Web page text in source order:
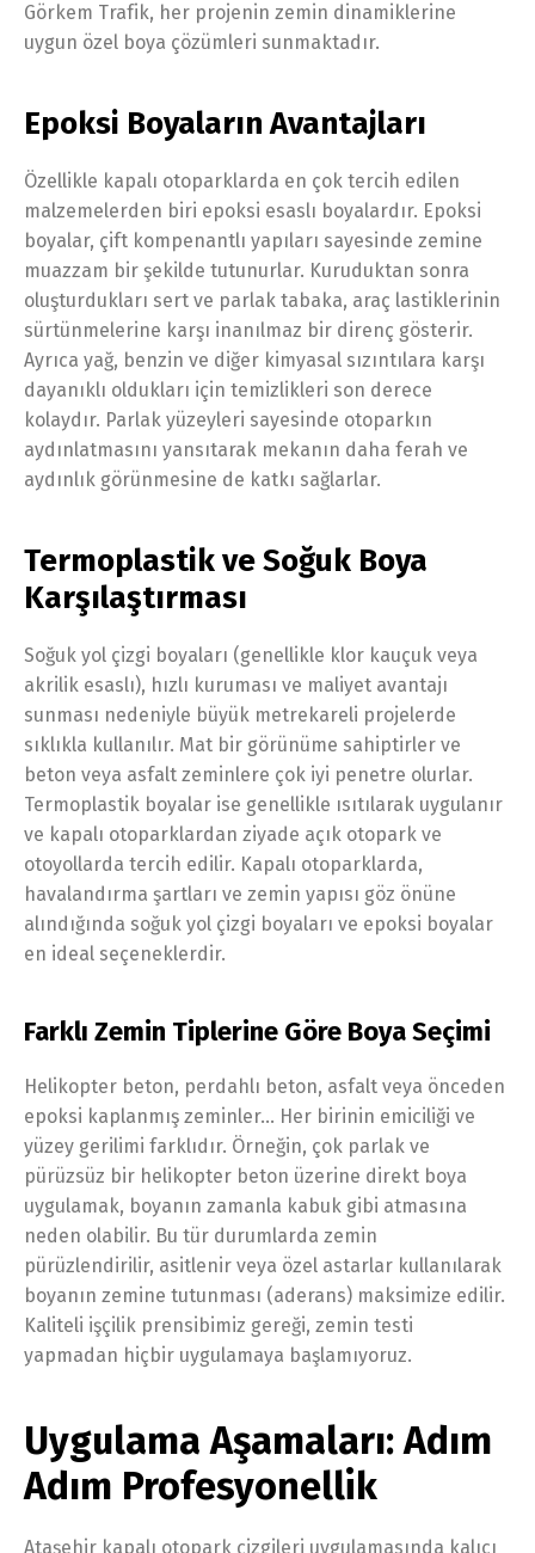
Görkem Trafik, her projenin zemin dinamiklerine
uygun özel boya çözümleri sunmaktadır.
Epoksi Boyaların Avantajları
Özellikle kapalı otoparklarda en çok tercih edilen
malzemelerden biri epoksi esaslı boyalardır. Epoksi
boyalar, çift kompenantlı yapıları sayesinde zemine
muazzam bir şekilde tutunurlar. Kuruduktan sonra
oluşturdukları sert ve parlak tabaka, araç lastiklerinin
sürtünmelerine karşı inanılmaz bir direnç gösterir.
Ayrıca yağ, benzin ve diğer kimyasal sızıntılara karşı
dayanıklı oldukları için temizlikleri son derece
kolaydır. Parlak yüzeyleri sayesinde otoparkın
aydınlatmasını yansıtarak mekanın daha ferah ve
aydınlık görünmesine de katkı sağlarlar.
Termoplastik ve Soğuk Boya
Karşılaştırması
Soğuk yol çizgi boyaları (genellikle klor kauçuk veya
akrilik esaslı), hızlı kuruması ve maliyet avantajı
sunması nedeniyle büyük metrekareli projelerde
sıklıkla kullanılır. Mat bir görünüme sahiptirler ve
beton veya asfalt zeminlere çok iyi penetre olurlar.
Termoplastik boyalar ise genellikle ısıtılarak uygulanır
ve kapalı otoparklardan ziyade açık otopark ve
otoyollarda tercih edilir. Kapalı otoparklarda,
havalandırma şartları ve zemin yapısı göz önüne
alındığında soğuk yol çizgi boyaları ve epoksi boyalar
en ideal seçeneklerdir.
Farklı Zemin Tiplerine Göre Boya Seçimi
Helikopter beton, perdahlı beton, asfalt veya önceden
epoksi kaplanmış zeminler… Her birinin emiciliği ve
yüzey gerilimi farklıdır. Örneğin, çok parlak ve
pürüzsüz bir helikopter beton üzerine direkt boya
uygulamak, boyanın zamanla kabuk gibi atmasına
neden olabilir. Bu tür durumlarda zemin
pürüzlendirilir, asitlenir veya özel astarlar kullanılarak
boyanın zemine tutunması (aderans) maksimize edilir.
Kaliteli işçilik prensibimiz gereği, zemin testi
yapmadan hiçbir uygulamaya başlamıyoruz.
Uygulama Aşamaları: Adım
Adım Profesyonellik
Ataşehir kapalı otopark çizgileri uygulamasında kalıcı